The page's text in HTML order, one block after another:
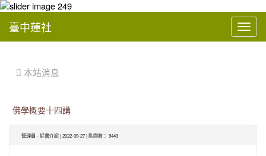
臺中蓮社
 本站消息
佛學概要十四講
管理員 -好書介紹| 2022-09-27 | 點閱數： 9443